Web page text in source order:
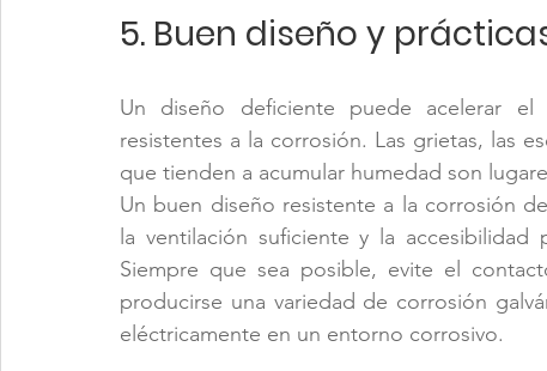
5. Buen diseño y
Un diseño deficiente puede acelerar
resistentes a la corrosión. Las grietas, las
que tienden a acumular humedad son
Un buen diseño resistente a la corrosión
la ventilación suficiente y la
Siempre que sea posible, evite el
producirse una variedad de corrosión
eléctricamente en un entorno corrosivo.